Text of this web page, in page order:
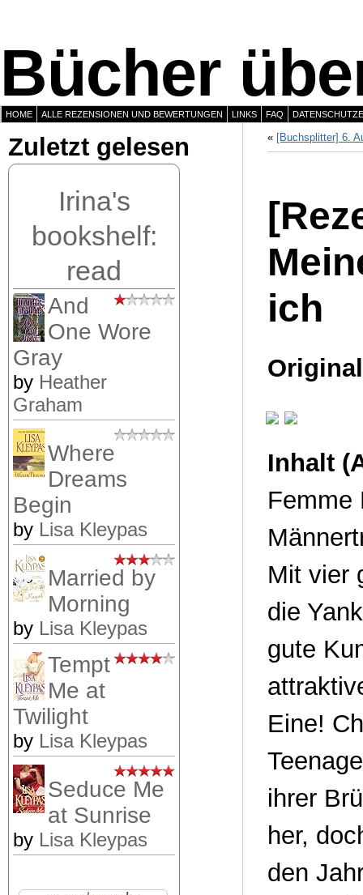
Bücher
HOME ALLE REZENSIONEN UND BEWERTUNGEN LINKS FAQ
Zuletzt gelesen
Irina's
bookshelf:
read
And
One Wore
Gray
by Heather
Graham
Where
Dreams
Begin
by Lisa Kleypas
Married by
Morning
by Lisa Kleypas
Tempt
Me at
Twilight
by Lisa Kleypas
Seduce Me
at Sunrise
by Lisa Kleypas
« [Buchsplitter] 6.
ich
Inhalt
Femme
Mit vier
die
gute
Eine!
ihrer
her,
den